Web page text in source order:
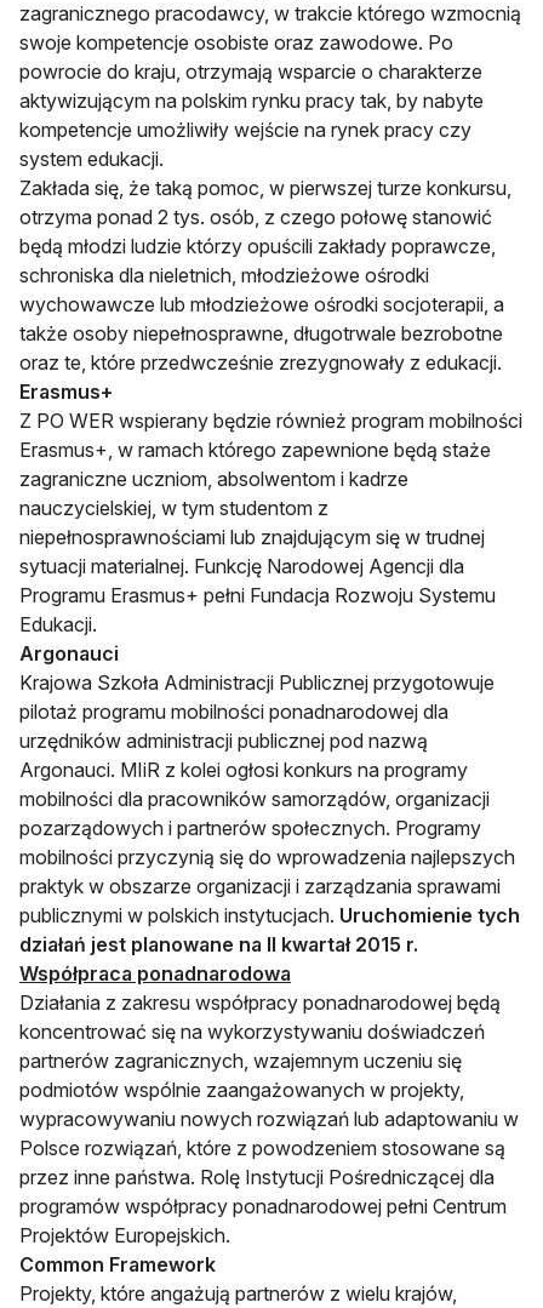
zagranicznego pracodawcy, w trakcie którego wzmocnią
swoje kompetencje osobiste oraz zawodowe. Po
powrocie do kraju, otrzymają wsparcie o charakterze
aktywizującym na polskim rynku pracy tak, by nabyte
kompetencje umożliwiły wejście na rynek pracy czy
system edukacji.
Zakłada się, że taką pomoc, w pierwszej turze konkursu,
otrzyma ponad 2 tys. osób, z czego połowę stanowić
będą młodzi ludzie którzy opuścili zakłady poprawcze,
schroniska dla nieletnich, młodzieżowe ośrodki
wychowawcze lub młodzieżowe ośrodki socjoterapii, a
także osoby niepełnosprawne, długotrwale bezrobotne
oraz te, które przedwcześnie zrezygnowały z edukacji.
Erasmus+
Z PO WER wspierany będzie również program mobilności
Erasmus+, w ramach którego zapewnione będą staże
zagraniczne uczniom, absolwentom i kadrze
nauczycielskiej, w tym studentom z
niepełnosprawnościami lub znajdującym się w trudnej
sytuacji materialnej. Funkcję Narodowej Agencji dla
Programu Erasmus+ pełni Fundacja Rozwoju Systemu
Edukacji.
Argonauci
Krajowa Szkoła Administracji Publicznej przygotowuje
pilotaż programu mobilności ponadnarodowej dla
urzędników administracji publicznej pod nazwą
Argonauci. MIiR z kolei ogłosi konkurs na programy
mobilności dla pracowników samorządów, organizacji
pozarządowych i partnerów społecznych. Programy
mobilności przyczynią się do wprowadzenia najlepszych
praktyk w obszarze organizacji i zarządzania sprawami
publicznymi w polskich instytucjach. Uruchomienie tych
działań jest planowane na II kwartał 2015 r.
Współpraca ponadnarodowa
Działania z zakresu współpracy ponadnarodowej będą
koncentrować się na wykorzystywaniu doświadczeń
partnerów zagranicznych, wzajemnym uczeniu się
podmiotów wspólnie zaangażowanych w projekty,
wypracowywaniu nowych rozwiązań lub adaptowaniu w
Polsce rozwiązań, które z powodzeniem stosowane są
przez inne państwa. Rolę Instytucji Pośredniczącej dla
programów współpracy ponadnarodowej pełni Centrum
Projektów Europejskich.
Common Framework
Projekty, które angażują partnerów z wielu krajów,